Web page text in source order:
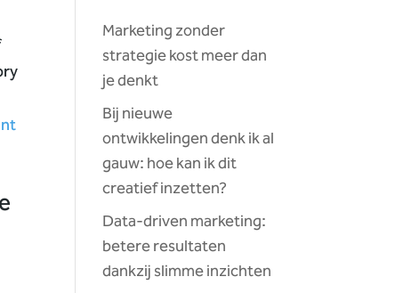
Marketing zonder
strategie kost meer dan
je denkt
Bij nieuwe
ontwikkelingen denk ik al
gauw: hoe kan ik dit
creatief inzetten?
Data-driven marketing:
betere resultaten
dankzij slimme inzichten